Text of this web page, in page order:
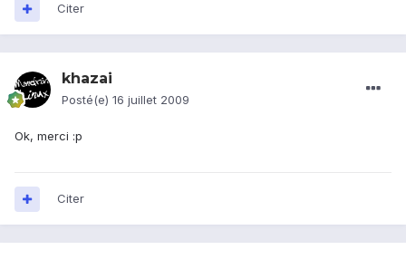
Citer
khazai
Posté(e) 16 juillet 2009
Ok, merci :p
Citer